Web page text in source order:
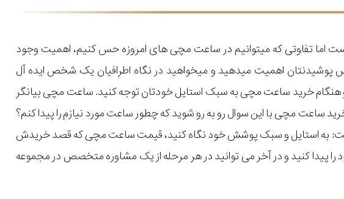
اما تفاوتی که میتوانیم در ساعت مچی های امروزه حس کنیم، اهمیت وجود
اهمیت میدهید و میخواهید در نگاه اطرافیان یک شخص ایده آل
هنگام خرید ساعت مچی به سبک استایل خودتان توجه کنید. ساعت مچی بیانگر
ساعت مچی با این سوال رو به رو شوید که چطور ساعت مورد نیازم را پیدا کنم؟
است: به استایل و سبک پوشش خود نگاه کنید، قیمت ساعت مچی که قصد خریدش
را پیدا کنید و در آخر می توانید در هر مرحله از یک مشاوره متخصص در مجموعه